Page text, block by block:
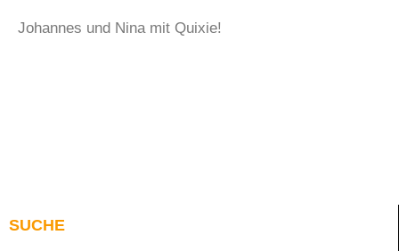
Johannes und Nina mit Quixie!
SUCHE